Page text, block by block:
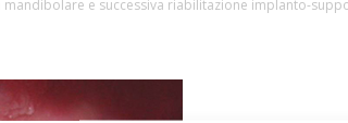
mandibolare e successiva riabilitazione implanto-